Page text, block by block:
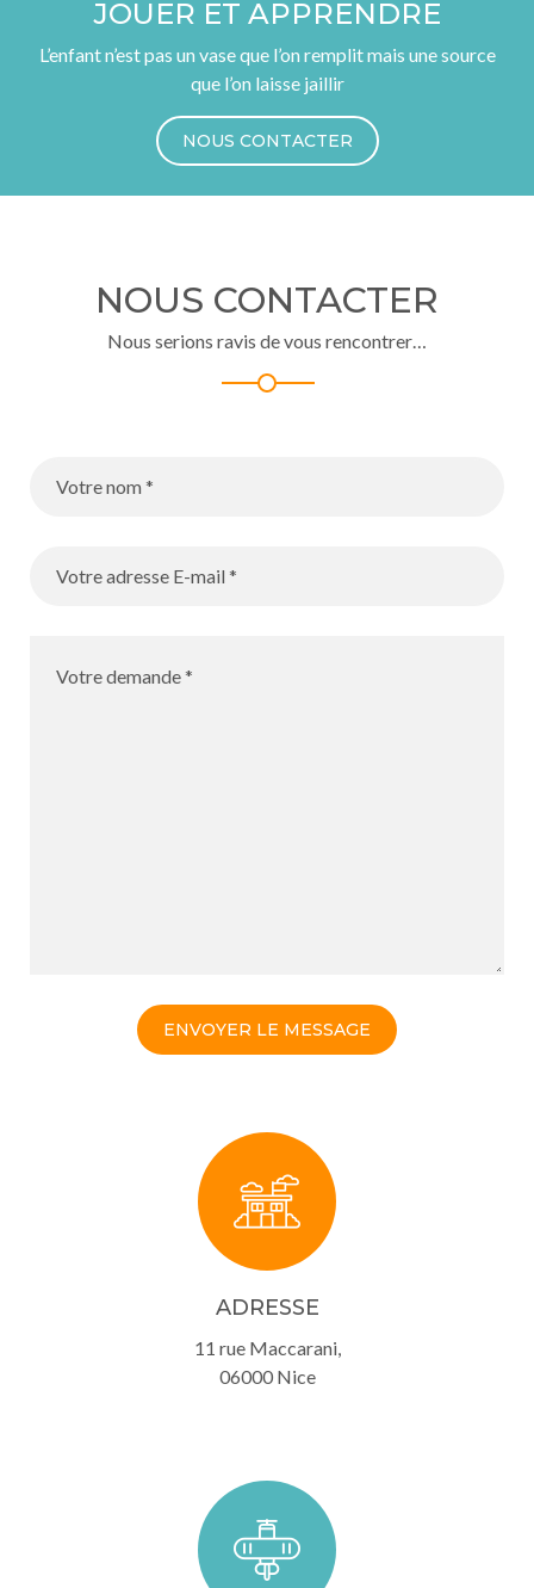
JOUER ET APPRENDRE
L’enfant n’est pas un vase que l’on remplit mais une source
que l’on laisse jaillir
NOUS CONTACTER
NOUS CONTACTER
Nous serions ravis de vous rencontrer…
ENVOYER LE MESSAGE
ADRESSE
11 rue Maccarani,
06000 Nice